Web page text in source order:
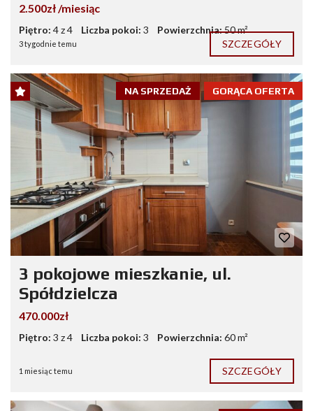
2.500zł /miesiąc
Piętro: 4 z 4 Liczba pokoi: 3 Powierzchnia:50 m²
3 tygodnie temu SZCZEGÓŁY
GORĄCA OFERTA
NA SPRZEDAŻ
3 pokojowe mieszkanie, ul.
Spółdzielcza
470.000zł
Piętro: 3 z 4 Liczba pokoi: 3 Powierzchnia: 60 m²
1 miesiąc temu SZCZEGÓŁY